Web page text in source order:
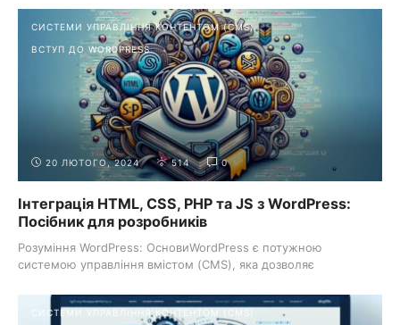
СИСТЕМИ УПРАВЛІННЯ КОНТЕНТОМ (CMS)
ВСТУП ДО WORDPRESS
20 ЛЮТОГО, 2024 514 0
Інтеграція HTML, CSS, PHP та JS з WordPress:
Посібник для розробників
Розуміння WordPress: ОсновиWordPress є потужною
системою управління вмістом (CMS), яка дозволяє
СИСТЕМИ УПРАВЛІННЯ КОНТЕНТОМ (CMS)